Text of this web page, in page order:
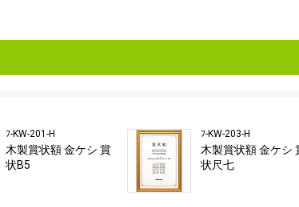
ﾌ-KW-201-H
木製賞状額 金ケシ 賞
状B5
ﾌ-KW-203-H
木製賞状額 金ケシ
状尺七